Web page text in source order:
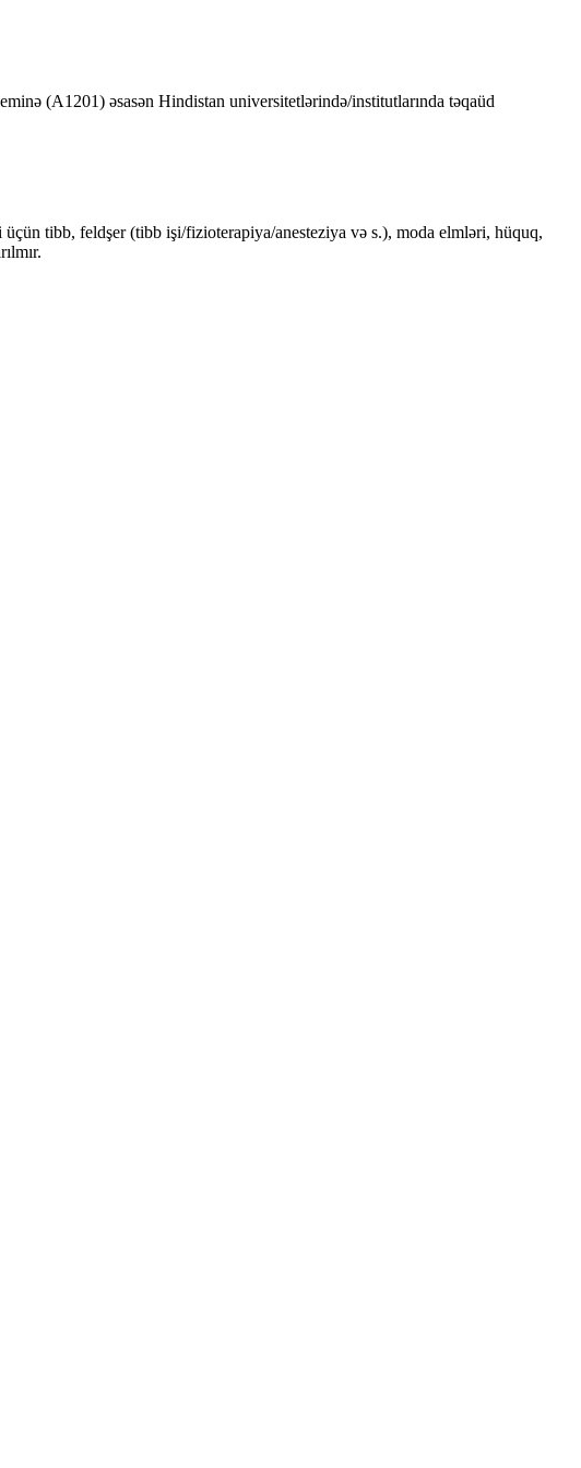
(A1201) əsasən Hindistan universitetlərində/institutlarında təqaüd
üçün tibb, feldşer (tibb işi/fizioterapiya/anesteziya və s.), moda elmləri, hüquq,